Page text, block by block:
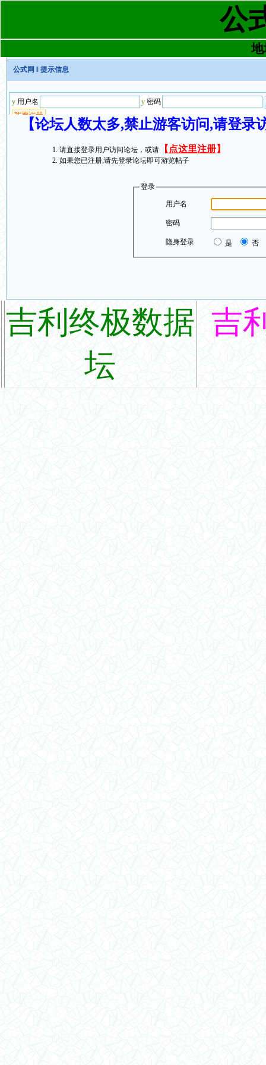
公
地
公式网 ‖ 提示信息
【论坛人数太多,禁止游客访问,请登
请直接登录用户访问论坛，或请 【 点这里注册】
如果您已注册,请先登录论坛即可游览帖子
登录
用户名
密码
隐身登录 是 否
吉利终极数据
坛
吉